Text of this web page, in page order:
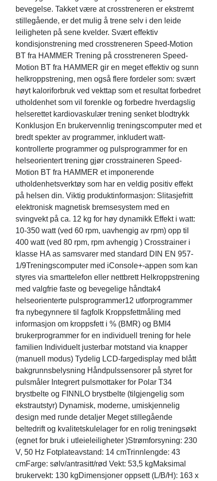
bevegelse. Takket være at crosstreneren er ekstremt
stillegående, er det mulig å trene selv i den leide
leiligheten på sene kvelder. Svært effektiv
kondisjonstrening med crosstreneren Speed-Motion
BT fra HAMMER Trening på crosstreneren Speed-
Motion BT fra HAMMER gir en meget effektiv og sunn
helkroppstrening, men også flere fordeler som: svært
høyt kaloriforbruk ved vekttap som et resultat forbedret
utholdenhet som vil forenkle og forbedre hverdagslig
helserettet kardiovaskulær trening senket blodtrykk
Konklusjon En brukervennlig treningscomputer med et
bredt spekter av programmer, inkludert watt-
kontrollerte programmer og pulsprogrammer for en
helseorientert trening gjør crosstraineren Speed-
Motion BT fra HAMMER et imponerende
utholdenhetsverktøy som har en veldig positiv effekt
på helsen din. Viktig produktinformasjon: Slitasjefritt
elektronisk magnetisk bremsesystem med en
svingvekt på ca. 12 kg for høy dynamikk Effekt i watt:
10-350 watt (ved 60 rpm, uavhengig av rpm) opp til
400 watt (ved 80 rpm, rpm avhengig ) Crosstrainer i
klasse HA as samsvarer med standard DIN EN 957-
1/9Treningscomputer med iConsole+-appen som kan
styres via smarttelefon eller nettbrett Helkroppstrening
med valgfrie faste og bevegelige håndtak4
helseorienterte pulsprogrammer12 utforprogrammer
fra nybegynnere til fagfolk Kroppsfettmåling med
informasjon om kroppsfett i % (BMR) og BMI4
brukerprogrammer for en individuell trening for hele
familien Individuelt justerbar motstand via knapper
(manuell modus) Tydelig LCD-fargedisplay med blått
bakgrunnsbelysning Håndpulssensorer på styret for
pulsmåler Integrert pulsmottaker for Polar T34
brystbelte og FINNLO brystbelte (tilgjengelig som
ekstrautstyr) Dynamisk, moderne, umiskjennelig
design med runde detaljer Meget stillegående
beltedrift og kvalitetskulelager for en rolig treningsøkt
(egnet for bruk i utleieleiligheter )Strømforsyning: 230
V, 50 Hz Fotplateavstand: 14 cmTrinnlengde: 43
cmFarge: sølv/antrasitt/rød Vekt: 53,5 kgMaksimal
brukervekt: 130 kgDimensjoner oppsett (L/B/H): 163 x